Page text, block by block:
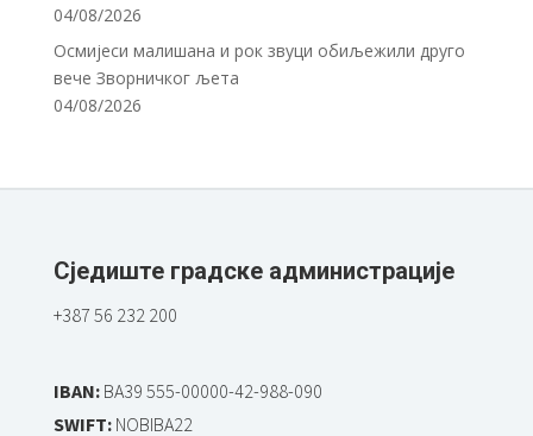
04/08/2026
Осмијеси малишана и рок звуци обиљежили друго
вече Зворничког љета
04/08/2026
Сједиште градске администрације
+387 56 232 200
IBAN:BA39 555-00000-42-988-090
SWIFT:NOBIBA22